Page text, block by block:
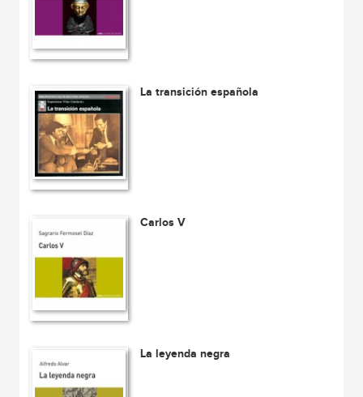
La transición española
Carlos V
La leyenda negra